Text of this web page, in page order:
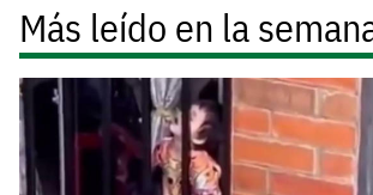
Más leído en la